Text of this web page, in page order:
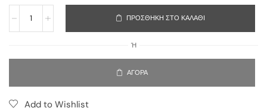
ΠΡΟΣΘΉΚΗ ΣΤΟ ΚΑΛΆΘΙ
Ή
ΑΓΟΡΆ
Add to Wishlist